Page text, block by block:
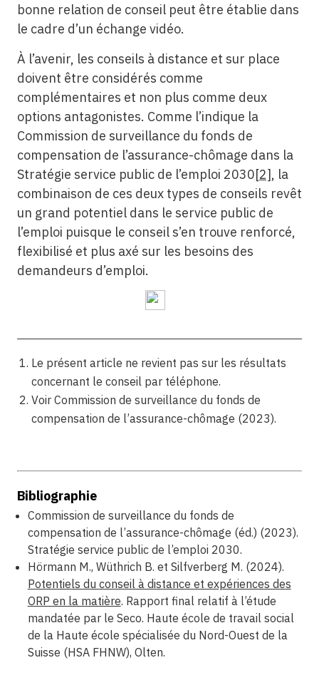
bonne relation de conseil peut être établie dans
le cadre d’un échange vidéo.
À l’avenir, les conseils à distance et sur place
doivent être considérés comme
complémentaires et non plus comme deux
options antagonistes. Comme l’indique la
Commission de surveillance du fonds de
compensation de l’assurance-chômage dans la
Stratégie service public de l’emploi 2030[2], la
combinaison de ces deux types de conseils revêt
un grand potentiel dans le service public de
l’emploi puisque le conseil s’en trouve renforcé,
flexibilisé et plus axé sur les besoins des
demandeurs d’emploi.
Le présent article ne revient pas sur les résultats
concernant le conseil par téléphone.
Voir Commission de surveillance du fonds de
compensation de l’assurance-chômage (2023).
Bibliographie
Commission de surveillance du fonds de
compensation de l’assurance-chômage (éd.) (2023).
Stratégie service public de l’emploi 2030.
Hörmann M., Wüthrich B. et Silfverberg M. (2024).
Potentiels du conseil à distance et expériences des
ORP en la matière. Rapport final relatif à l’étude
mandatée par le Seco. Haute école de travail social
de la Haute école spécialisée du Nord-Ouest de la
Suisse (HSA FHNW), Olten.